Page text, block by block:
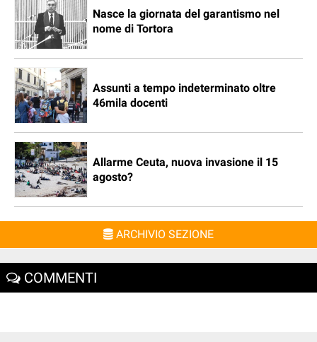
Nasce la giornata del garantismo nel
nome di Tortora
Assunti a tempo indeterminato oltre
46mila docenti
Allarme Ceuta, nuova invasione il 15
agosto?
ARCHIVIO SEZIONE
COMMENTI